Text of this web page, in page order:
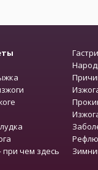
чем здесь